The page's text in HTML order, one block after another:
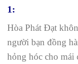
1:
Hòa Phát Đạt
người bạn đồng
hỏng hóc cho mái